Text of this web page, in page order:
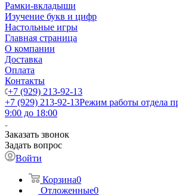
Рамки-вкладыши
Изучение букв и цифр
Настольные игры
Главная страница
О компании
Доставка
Оплата
Контакты
+7 (929) 213-92-13
+7 (929) 213-92-13Режим работы отдела
9:00 до 18:00
Заказать звонок
Задать вопрос
Войти
Корзина0
Отложенные0